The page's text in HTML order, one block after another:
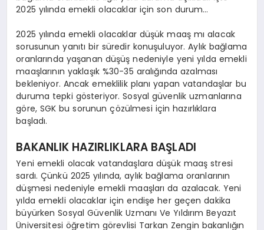
2025 yılında emekli olacaklar için son durum…
2025 yılında emekli olacaklar düşük maaş mı alacak
sorusunun yanıtı bir süredir konuşuluyor. Aylık bağlama
oranlarında yaşanan düşüş nedeniyle yeni yılda emekli
maaşlarının yaklaşık %30-35 aralığında azalması
bekleniyor. Ancak emeklilik planı yapan vatandaşlar bu
duruma tepki gösteriyor. Sosyal güvenlik uzmanlarına
göre, SGK bu sorunun çözülmesi için hazırlıklara
başladı.
BAKANLIK HAZIRLIKLARA BAŞLADI
Yeni emekli olacak vatandaşlara düşük maaş stresi
sardı. Çünkü 2025 yılında, aylık bağlama oranlarının
düşmesi nedeniyle emekli maaşları da azalacak. Yeni
yılda emekli olacaklar için endişe her geçen dakika
büyürken Sosyal Güvenlik Uzmanı Ve Yıldırım Beyazıt
Üniversitesi öğretim görevlisi Tarkan Zengin bakanlığın